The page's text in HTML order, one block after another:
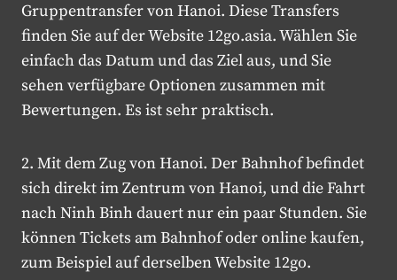
Gruppentransfer von Hanoi. Diese Transfers
finden Sie auf der Website 12go.asia. Wählen Sie
einfach das Datum und das Ziel aus, und Sie
sehen verfügbare Optionen zusammen mit
Bewertungen. Es ist sehr praktisch.
2. Mit dem Zug von Hanoi. Der Bahnhof befindet
sich direkt im Zentrum von Hanoi, und die Fahrt
nach Ninh Binh dauert nur ein paar Stunden. Sie
können Tickets am Bahnhof oder online kaufen,
zum Beispiel auf derselben Website 12go.